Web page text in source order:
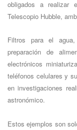
obligados a realizar
Telescopio Hubble,
Filtros para el
preparación de
electrónicos
teléfonos celulares y
en investigaciones
astronómico.
Estos ejemplos son